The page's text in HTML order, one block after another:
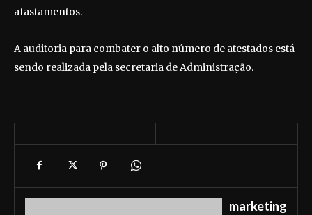
afastamentos.
A auditoria para combater o alto número de atestados está
sendo realizada pela secretaria de Administração.
marketing